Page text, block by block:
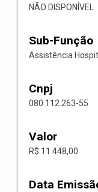
NÃO DISPONÍVEL
Sub-Função
Assistência
Cnpj
080.112.263-55
Valor
R$ 11.448,00
Data